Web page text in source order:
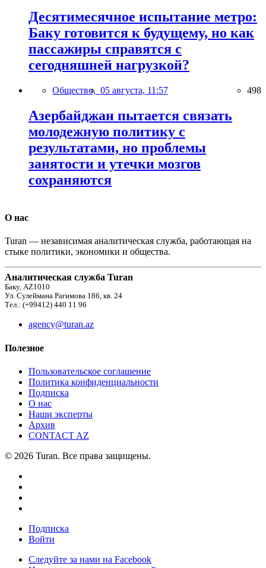
Десятимесячное испытание метро:
Баку готовится к будущему, но как
пассажиры справятся с
сегодняшней нагрузкой?
Общество, 05 августа, 11:57 498
Азербайджан пытается связать
молодежную политику с
результатами, но проблемы
занятости и утечки мозгов
сохраняются
О нас
Turan — независимая аналитическая служба, работающая на
стыке политики, экономики и общества.
Аналитическая служба Turan
Баку, AZ1010
Ул. Сулеймана Рагимова 186, кв. 24
Тел.: (+99412) 440 11 96
agency@turan.az
Полезное
Пользовательское соглашение
Политика конфиденциальности
Подписка
О нас
Наши эксперты
Архив
CONTACT AZ
© 2026 Turan. Все права защищены.
Подписка
Войти
Следуйте за нами на Facebook